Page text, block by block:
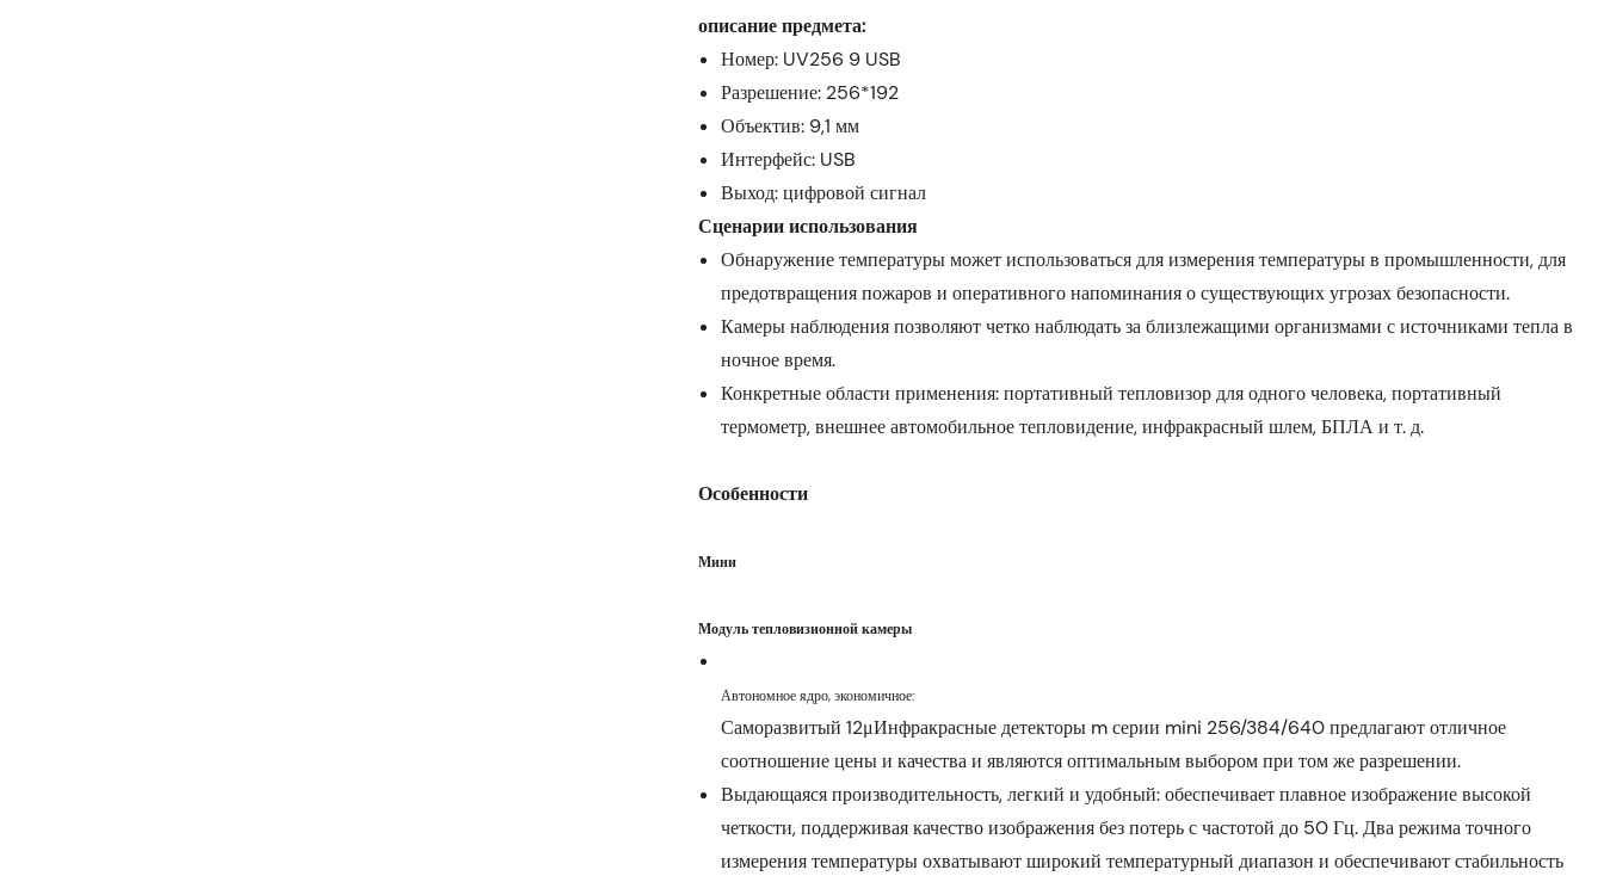
описание предмета:
Номер: UV256 9 USB
Разрешение: 256*192
Объектив: 9,1 мм
Интерфейс: USB
Выход: цифровой сигнал
Сценарии использования
Обнаружение температуры может использоваться для измерения температуры в промышленности, для
предотвращения пожаров и оперативного напоминания о существующих угрозах безопасности.
Камеры наблюдения позволяют четко наблюдать за близлежащими организмами с источниками тепла в
ночное время.
Конкретные области применения: портативный тепловизор для одного человека, портативный
термометр, внешнее автомобильное тепловидение, инфракрасный шлем, БПЛА и т. д.
Саморазвитый 12μИнфракрасные детекторы m серии mini 256/384/640 предлагают отличное
соотношение цены и качества и являются оптимальным выбором при том же разрешении.
Выдающаяся производительность, легкий и удобный: обеспечивает плавное изображение высокой
четкости, поддерживая качество изображения без потерь с частотой до 50 Гц. Два режима точного
измерения температуры охватывают широкий температурный диапазон и обеспечивают стабильность